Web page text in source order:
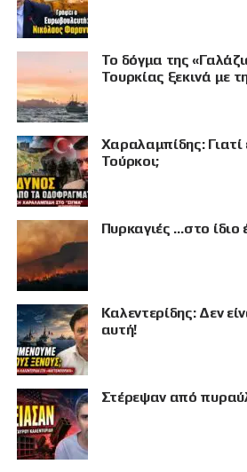
ΠΡΟΒΟΛΗ
Το δόγμα της
Τουρκίας ξεκινά με
Χαραλαμπίδης: Γιατί
Τούρκοι;
Πυρκαγιές …στο ίδιο
Καλεντερίδης: Δεν
αυτή!
Στέρεψαν από